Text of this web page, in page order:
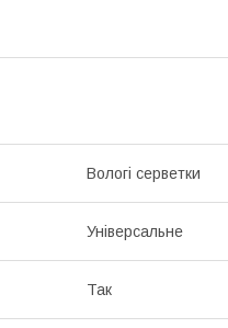
Вологі серветки
Універсальне
Так